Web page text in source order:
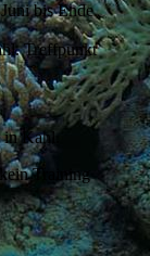
bis Ende
Treffpunkt
in Kahl.
Training